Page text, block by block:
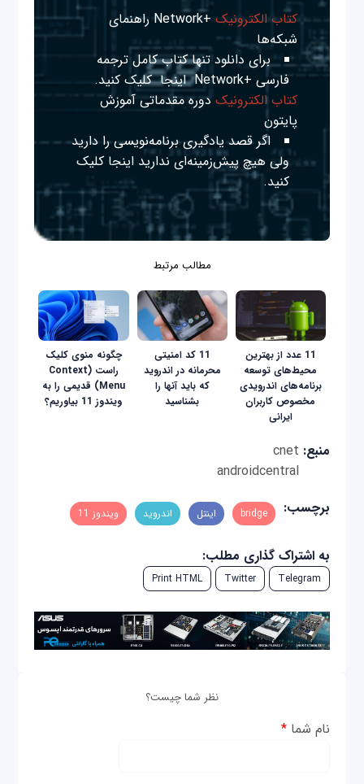
کتاب الکترونیک
+Network راهنمای
شبکه‌ها
برای دانلود تنها کتاب کامل ترجمه
فارسی +Network
اینجا کلیک کنید.
کتاب الکترونیک دوره مقدماتی آموزش
پایتون
اگر قصد یادگیری برنامه‌نویسی را دارید
ولی هیچ پیش‌زمینه‌ای نداریداینجا کلیک
کنید.
مطالب مرتبط
11 عدد از بهترین
محیط‌های توسعه
برنامه‌های اندرویدی
مخصوص کاربران
ایرانی
11 کد امنیتی
محرمانه در اندروید
که باید آنها را
بشناسید
چگونه منوی کلیک
راست (Context
Menu) قدیمی را به
ویندوز 11 بیاوریم؟
منبع: cnet
androidcentral
برچسب:
bridge اینتل اندروید ویندوز 11
به اشتراک گذاری مطلب:
Telegram
Twitter
Print HTML
نظر شما چیست؟
نام شما*